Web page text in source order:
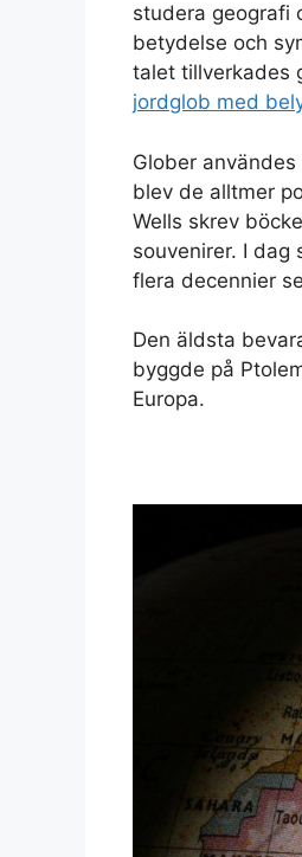
studera geografi
betydelse och
talet tillverkades
jordglob med
Glober
blev de alltmer
Wells skrev
souvenirer. I dag
flera decennier
Den äldsta
byggde på
Europa.